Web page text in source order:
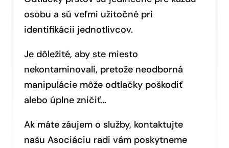
osobu a sú veľmi užitočné pri
identifikácii jednotlivcov.
Je dôležité, aby ste miesto
nekontaminovali, pretože neodborná
manipulácie môže odtlačky poškodiť
alebo úplne zničiť…
Ak máte záujem o služby, kontaktujte
našu Asociáciu radi vám poskytneme